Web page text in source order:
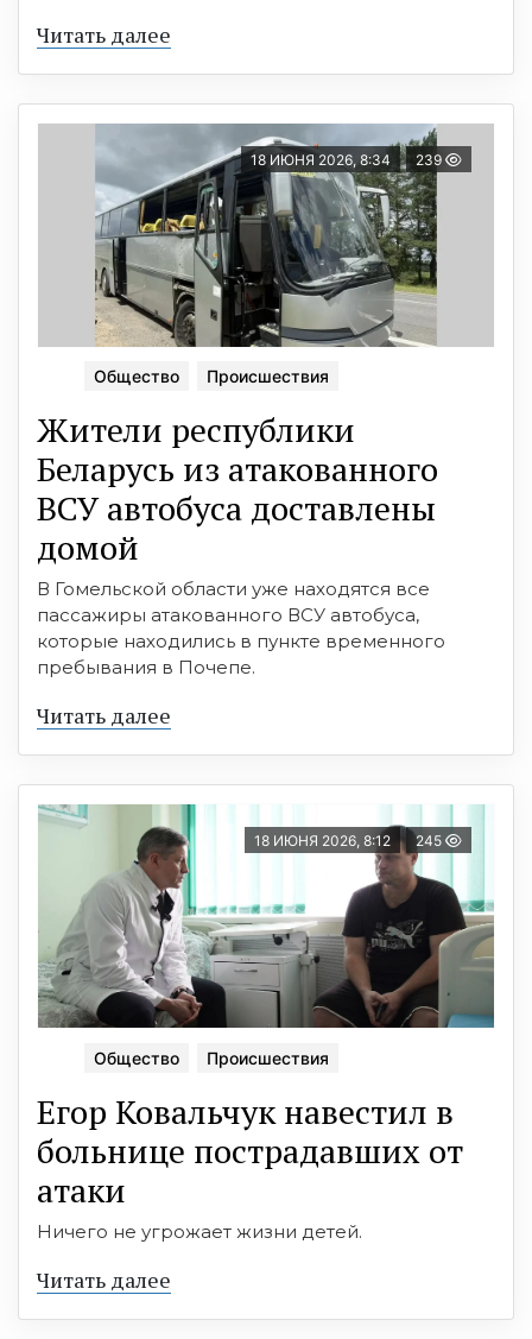
Читать далее
18 ИЮНЯ 2026, 8:34 239
Общество Происшествия
Жители республики
Беларусь из атакованного
ВСУ автобуса доставлены
домой
В Гомельской области уже находятся все
пассажиры атакованного ВСУ автобуса,
которые находились в пункте временного
пребывания в Почепе.
Читать далее
18 ИЮНЯ 2026, 8:12 245
Общество Происшествия
Егор Ковальчук навестил в
больнице пострадавших от
атаки
Ничего не угрожает жизни детей.
Читать далее